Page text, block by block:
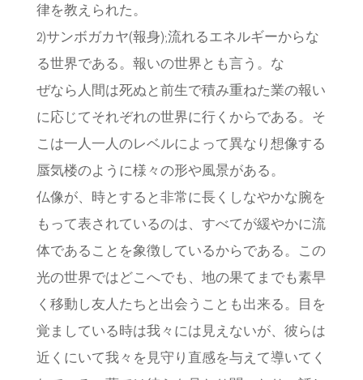
律を教えられた。
2)サンボガカヤ(報身);流れるエネルギーからな
る世界である。報いの世界とも言う。な
ぜなら人間は死ぬと前生で積み重ねた業の報い
に応じてそれぞれの世界に行くからである。そ
こは一人一人のレベルによって異なり想像する
蜃気楼のように様々の形や風景がある。
仏像が、時とすると非常に長くしなやかな腕を
もって表されているのは、すべてが緩やかに流
体であることを象徴しているからである。この
光の世界ではどこへでも、地の果てまでも素早
く移動し友人たちと出会うことも出来る。目を
覚ましている時は我々には見えないが、彼らは
近くにいて我々を見守り直感を与えて導いてく